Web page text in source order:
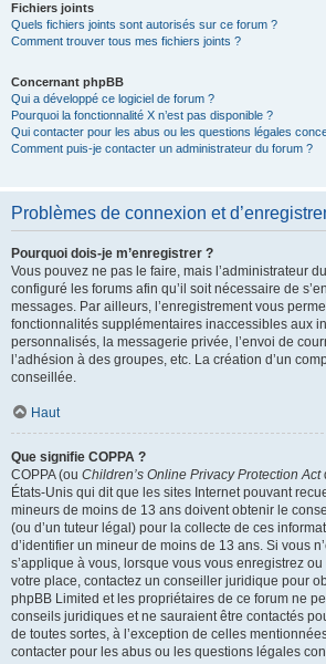
Fichiers joints
Quels fichiers joints sont autorisés sur ce forum ?
Comment trouver tous mes fichiers joints ?
Concernant phpBB
Qui a développé ce logiciel de forum ?
Pourquoi la fonctionnalité X n’est pas disponible ?
Qui contacter pour les abus ou les questions légales
Comment puis-je contacter un administrateur du forum ?
Problèmes de connexion et
Pourquoi dois-je m’enregistrer ?
Vous pouvez ne pas le faire, mais l’administrateur
configuré les forums afin qu’il soit nécessaire de
messages. Par ailleurs, l’enregistrement vous
fonctionnalités supplémentaires inaccessibles aux
personnalisés, la messagerie privée, l’envoi de
l’adhésion à des groupes, etc. La création d’un
conseillée.
Haut
Que signifie COPPA ?
COPPA (ou Children’s Online Privacy Protection Act
États-Unis qui dit que les sites Internet pouvant
mineurs de moins de 13 ans doivent obtenir le
(ou d’un tuteur légal) pour la collecte de ces
d’identifier un mineur de moins de 13 ans. Si vous
s’applique à vous, lorsque vous vous enregistrez
votre place, contactez un conseiller juridique pour
phpBB Limited et les propriétaires de ce forum ne
conseils juridiques et ne sauraient être contactés
de toutes sortes, à l’exception de celles
contacter pour les abus ou les questions légales